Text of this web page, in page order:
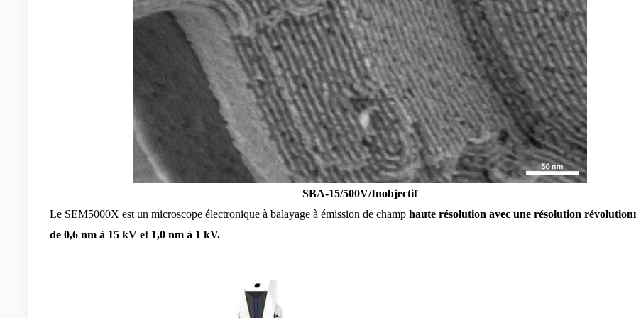
SBA-15/500V/Inobjectif
Le SEM5000X est un microscope électronique à balayage à émission de champhaute résolution avec une résolution
de 0,6 nm à 15 kV et 1,0 nm à 1 kV.